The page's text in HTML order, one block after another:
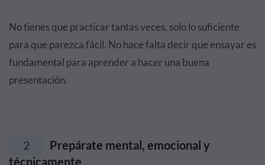
No tienes que practicar tantas veces, solo lo suficiente
para que parezca fácil. No hace falta decir que ensayar es
fundamental para aprender a hacer una buena
presentación.
2
Prepárate mental, emocional y
técnicamente